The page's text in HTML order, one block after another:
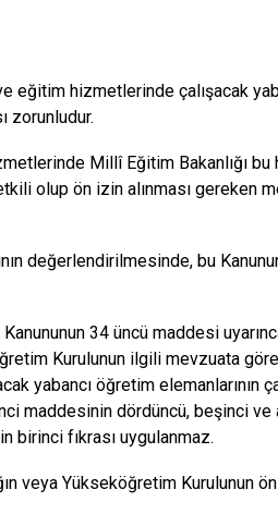
hizmetlerinde çalışacak
zorunludur.
Millî Eğitim Bakanlığı
olup ön izin alınması gereken
değerlendirilmesinde, bu
34 üncü maddesi
Kurulunun ilgili mevzuata
yabancı öğretim elemanlarının
maddesinin dördüncü, beşinci ve
birinci fıkrası uygulanmaz.
veya Yükseköğretim Kurulunun